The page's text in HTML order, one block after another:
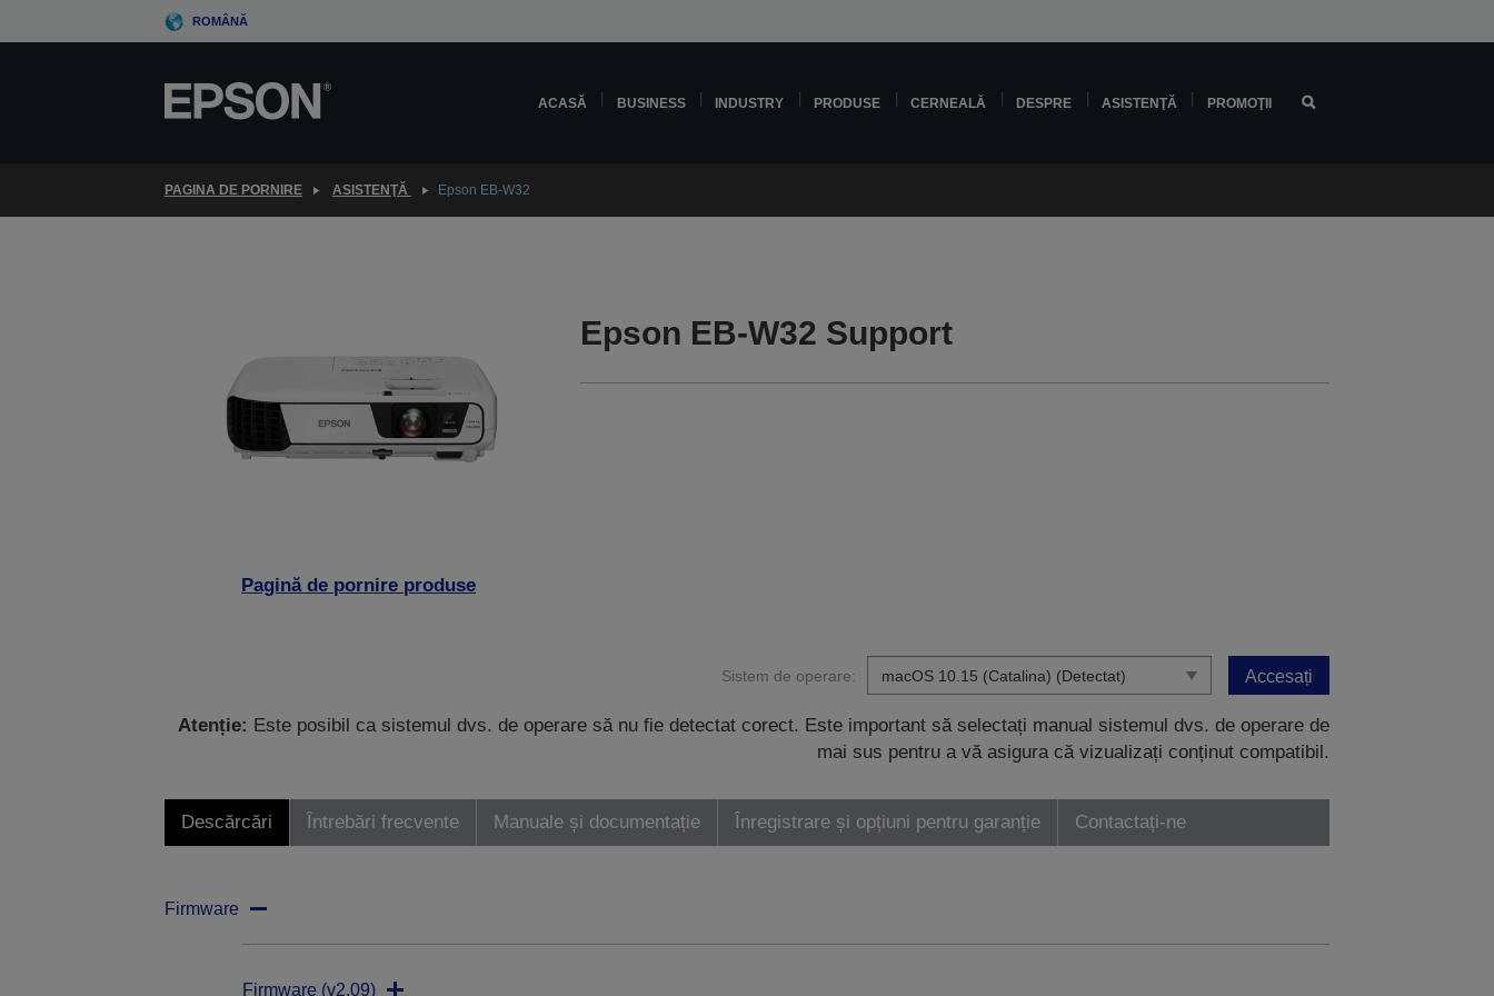
to
ROMÂNĂ
ACASĂ BUSINESS INDUSTRY PRODUSE CERNEALĂ DESPRE ASISTENŢĂ PROMOŢII
PAGINA DE PORNIRE ASISTENŢĂ Epson EB-W32
Pagină de pornire produse
Epson EB-W32 Support
Sistem de operare: Accesați
Atenție: Este posibil ca sistemul dvs. de operare să nu fie detectat corect. Este important să selectați manual sistemul dvs. de operare de
mai sus pentru a vă asigura că vizualizați conținut compatibil.
Descărcări Întrebări frecvente Manuale și documentație Înregistrare și opțiuni pentru garanție Contactați-ne
Firmware
Firmware (v2.09)